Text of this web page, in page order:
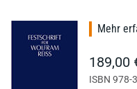
Mehr
189,00
ISBN 978-